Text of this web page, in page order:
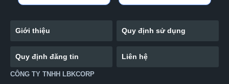
Giới thiệu Quy định sử dụng
Quy định đăng tin Liên hệ
CÔNG TY TNHH LBKCORP